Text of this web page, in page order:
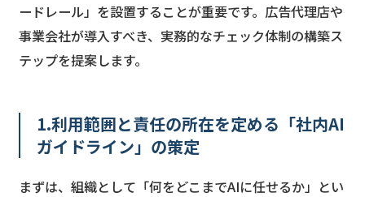
ードレール」を設置することが重要です。広告代理店や
事業会社が導入すべき、実務的なチェック体制の構築ス
テップを提案します。
1.利用範囲と責任の所在を定める「社内AI
ガイドライン」の策定
まずは、組織として「何をどこまでAIに任せるか」とい